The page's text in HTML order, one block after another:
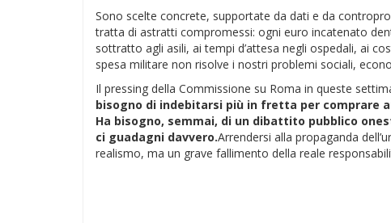
Sono scelte concrete, supportate da dati e da
tratta di astratti compromessi: ogni euro incatenato
sottratto agli asili, ai tempi d’attesa negli ospedali, ai
spesa militare non risolve i nostri problemi sociali,
Il pressing della Commissione su Roma in queste
bisogno di indebitarsi più in fretta per comprare
Ha bisogno, semmai, di un dibattito pubblico
ci guadagni davvero.Arrendersi alla propaganda
realismo, ma un grave fallimento della reale